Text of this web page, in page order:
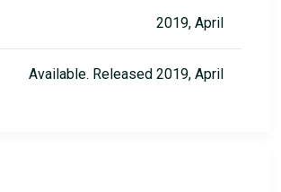
2019, April
Available. Released 2019, April